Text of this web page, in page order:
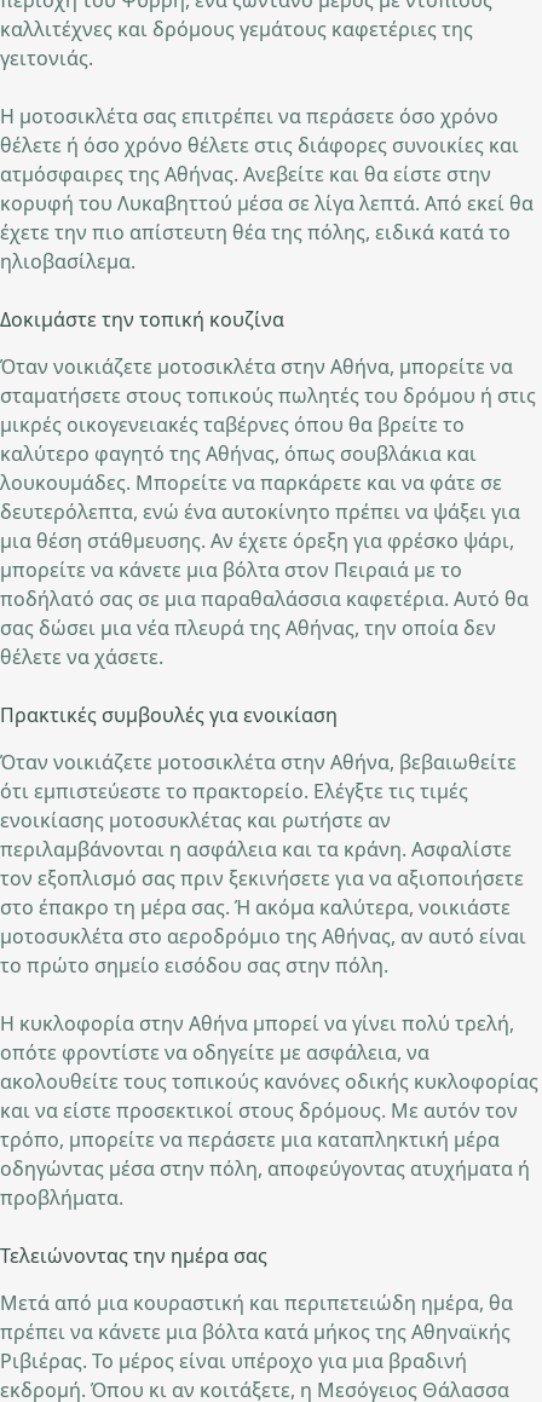
καλλιτέχνες και δρόμους γεμάτους καφετέριες της
γειτονιάς.
Η μοτοσικλέτα σας επιτρέπει να περάσετε όσο χρόνο
θέλετε ή όσο χρόνο θέλετε στις διάφορες συνοικίες και
ατμόσφαιρες της Αθήνας. Ανεβείτε και θα είστε στην
κορυφή του Λυκαβηττού μέσα σε λίγα λεπτά. Από εκεί θα
έχετε την πιο απίστευτη θέα της πόλης, ειδικά κατά το
ηλιοβασίλεμα.
Δοκιμάστε την τοπική κουζίνα
Όταν νοικιάζετε μοτοσικλέτα στην Αθήνα, μπορείτε να
σταματήσετε στους τοπικούς πωλητές του δρόμου ή στις
μικρές οικογενειακές ταβέρνες όπου θα βρείτε το
καλύτερο φαγητό της Αθήνας, όπως σουβλάκια και
λουκουμάδες. Μπορείτε να παρκάρετε και να φάτε σε
δευτερόλεπτα, ενώ ένα αυτοκίνητο πρέπει να ψάξει για
μια θέση στάθμευσης. Αν έχετε όρεξη για φρέσκο ψάρι,
μπορείτε να κάνετε μια βόλτα στον Πειραιά με το
ποδήλατό σας σε μια παραθαλάσσια καφετέρια. Αυτό θα
σας δώσει μια νέα πλευρά της Αθήνας, την οποία δεν
θέλετε να χάσετε.
Πρακτικές συμβουλές για ενοικίαση
Όταν νοικιάζετε μοτοσικλέτα στην Αθήνα, βεβαιωθείτε
ότι εμπιστεύεστε το πρακτορείο. Ελέγξτε τις τιμές
ενοικίασης μοτοσυκλέτας και ρωτήστε αν
περιλαμβάνονται η ασφάλεια και τα κράνη. Ασφαλίστε
τον εξοπλισμό σας πριν ξεκινήσετε για να αξιοποιήσετε
στο έπακρο τη μέρα σας. Ή ακόμα καλύτερα, νοικιάστε
μοτοσυκλέτα στο αεροδρόμιο της Αθήνας, αν αυτό είναι
το πρώτο σημείο εισόδου σας στην πόλη.
Η κυκλοφορία στην Αθήνα μπορεί να γίνει πολύ τρελή,
οπότε φροντίστε να οδηγείτε με ασφάλεια, να
ακολουθείτε τους τοπικούς κανόνες οδικής κυκλοφορίας
και να είστε προσεκτικοί στους δρόμους. Με αυτόν τον
τρόπο, μπορείτε να περάσετε μια καταπληκτική μέρα
οδηγώντας μέσα στην πόλη, αποφεύγοντας ατυχήματα ή
προβλήματα.
Τελειώνοντας την ημέρα σας
Μετά από μια κουραστική και περιπετειώδη ημέρα, θα
πρέπει να κάνετε μια βόλτα κατά μήκος της Αθηναϊκής
Ριβιέρας. Το μέρος είναι υπέροχο για μια βραδινή
εκδρομή. Όπου κι αν κοιτάξετε, η Μεσόγειος Θάλασσα